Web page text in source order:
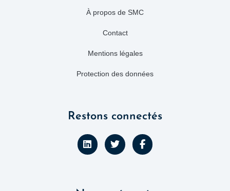
À propos de SMC
Contact
Mentions légales
Protection des données
Restons connectés
L
i
n
T
w
i
F
a
c